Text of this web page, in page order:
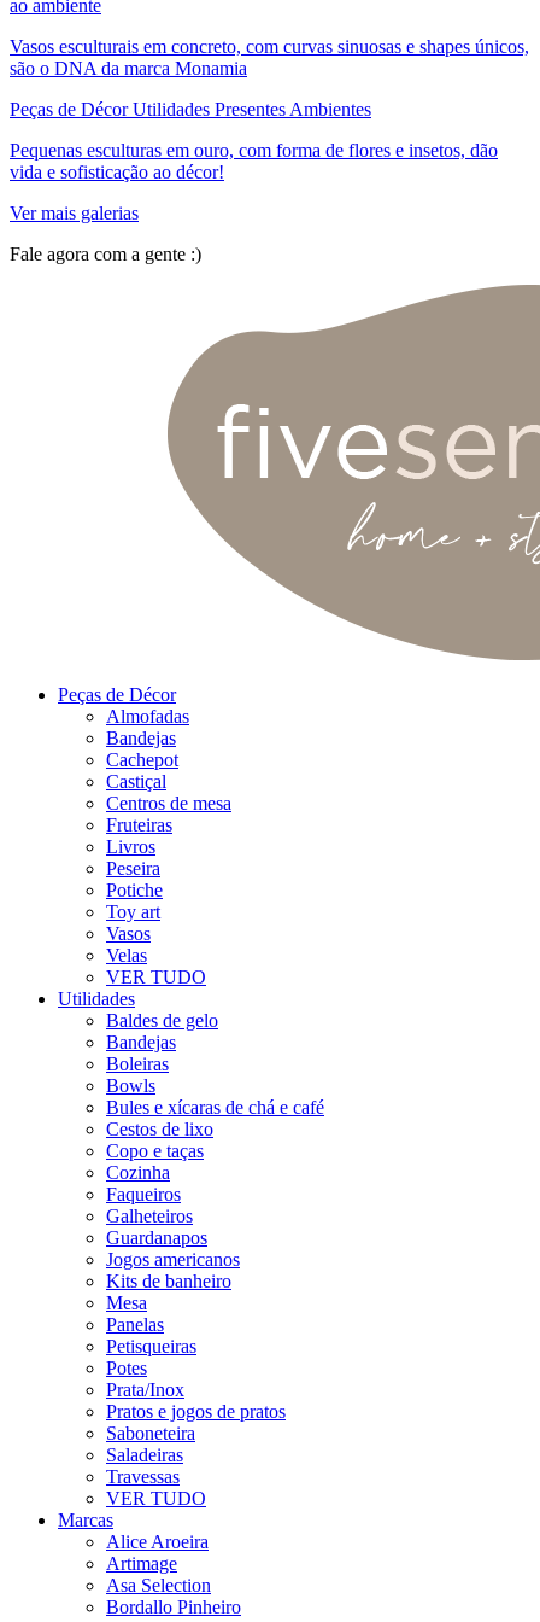
ao ambiente
Vasos esculturais em concreto, com curvas sinuosas e shapes únicos,
são o DNA da marca Monamia
Peças de Décor Utilidades Presentes Ambientes
Pequenas esculturas em ouro, com forma de flores e insetos, dão
vida e sofisticação ao décor!
Ver mais galerias
Fale agora com a gente :)
Peças de Décor
Almofadas
Bandejas
Cachepot
Castiçal
Centros de mesa
Fruteiras
Livros
Peseira
Potiche
Toy art
Vasos
Velas
VER TUDO
Utilidades
Baldes de gelo
Bandejas
Boleiras
Bowls
Bules e xícaras de chá e café
Cestos de lixo
Copo e taças
Cozinha
Faqueiros
Galheteiros
Guardanapos
Jogos americanos
Kits de banheiro
Mesa
Panelas
Petisqueiras
Potes
Prata/Inox
Pratos e jogos de pratos
Saboneteira
Saladeiras
Travessas
VER TUDO
Marcas
Alice Aroeira
Artimage
Asa Selection
Bordallo Pinheiro